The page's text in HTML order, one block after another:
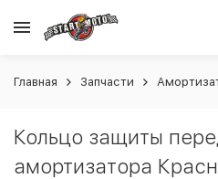
Главная Запчасти
Кольцо защиты
амортизатора